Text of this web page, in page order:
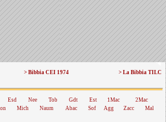
> Bibbia CEI 1974 > La Bibbia TILC
Esd Nee Tob Gdt Est 1Mac
2Mac
Mich Naum Abac Sof Agg Zacc Mal